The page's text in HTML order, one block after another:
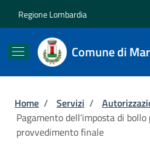
Regione Lombardia
Comune di
Briciole di pane
Home / Servizi /
Pagamento dell'imposta di
provvedimento finale